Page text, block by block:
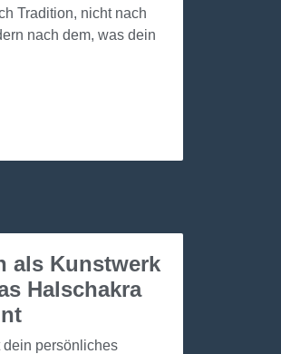
Tradition, nicht nach
nach dem, was dein
als Kunstwerk
Halschakra
dein persönliches